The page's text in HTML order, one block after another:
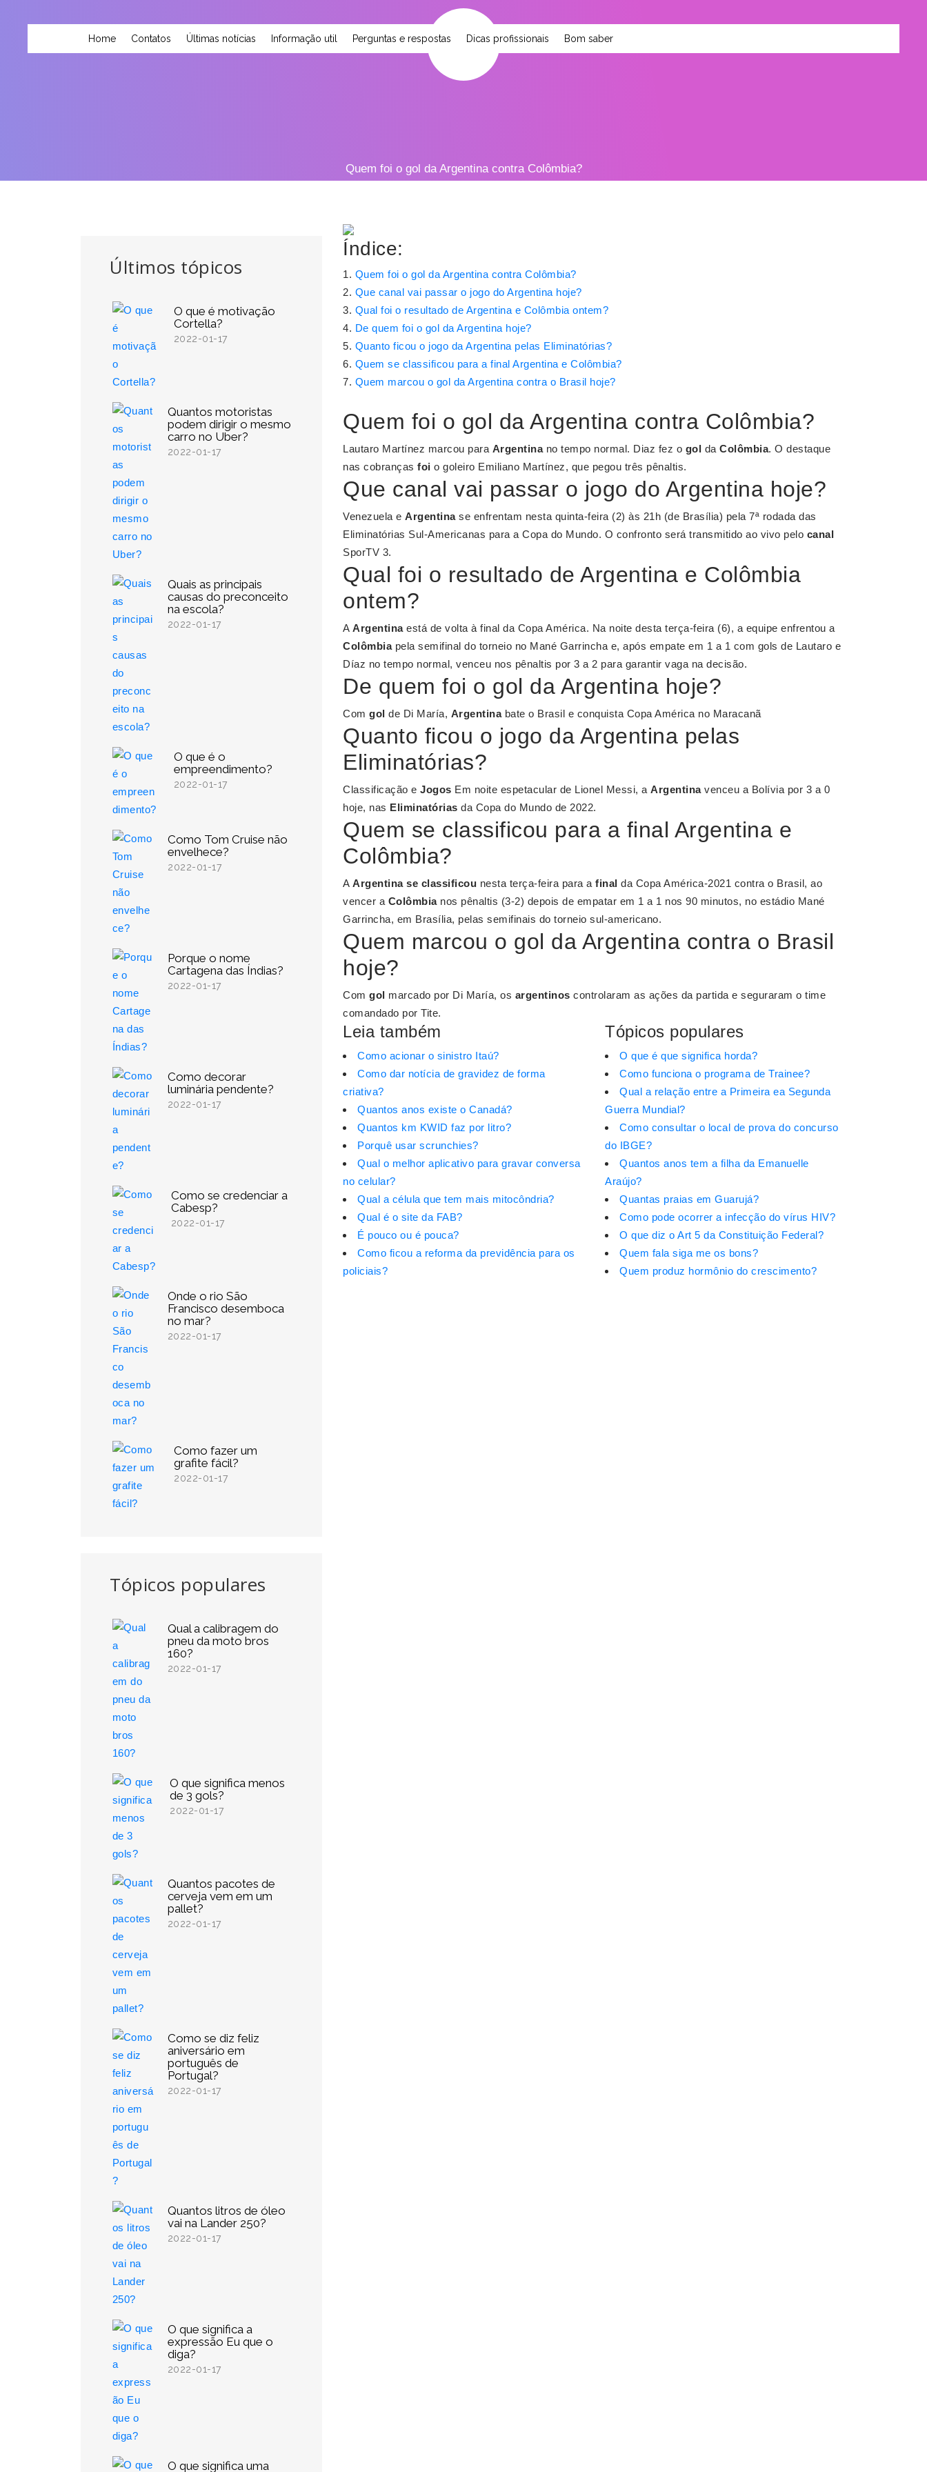
Home Contatos Últimas notícias Informação util Perguntas e respostas Dicas profissionais Bom saber
Quem foi o gol da Argentina contra Colômbia?
Últimos tópicos
O que é motivação
Cortella?
2022-01-17
Quantos motoristas
podem dirigir o mesmo
carro no Uber?
2022-01-17
Quais as principais
causas do preconceito
na escola?
2022-01-17
O que é o
empreendimento?
2022-01-17
Como Tom Cruise não
envelhece?
2022-01-17
Porque o nome
Cartagena das Índias?
2022-01-17
Como decorar
luminária pendente?
2022-01-17
Como se credenciar a
Cabesp?
2022-01-17
Onde o rio São
Francisco desemboca
no mar?
2022-01-17
Como fazer um
grafite fácil?
2022-01-17
Tópicos populares
Qual a calibragem do
pneu da moto bros
160?
2022-01-17
O que significa menos
de 3 gols?
2022-01-17
Quantos pacotes de
cerveja vem em um
pallet?
2022-01-17
Como se diz feliz
aniversário em
português de
Portugal?
2022-01-17
Quantos litros de óleo
vai na Lander 250?
2022-01-17
O que significa a
expressão Eu que o
diga?
2022-01-17
O que significa uma
Índice:
Quem foi o gol da Argentina contra Colômbia?
Que canal vai passar o jogo do Argentina hoje?
Qual foi o resultado de Argentina e Colômbia ontem?
De quem foi o gol da Argentina hoje?
Quanto ficou o jogo da Argentina pelas Eliminatórias?
Quem se classificou para a final Argentina e Colômbia?
Quem marcou o gol da Argentina contra o Brasil hoje?
Quem foi o gol da Argentina contra Colômbia?
Lautaro Martínez marcou para Argentinano tempo normal. Diaz fez o gol da Colômbia. O destaque
nas cobranças foi o goleiro Emiliano Martínez, que pegou três pênaltis.
Que canal vai passar o jogo do Argentina hoje?
Venezuela e Argentinase enfrentam nesta quinta-feira (2) às 21h (de Brasília) pela 7ª rodada das
Eliminatórias Sul-Americanas para a Copa do Mundo. O confronto será transmitido ao vivo pelo canal
SporTV 3.
Qual foi o resultado de Argentina e Colômbia
ontem?
A Argentinaestá de volta à final da Copa América. Na noite desta terça-feira (6), a equipe enfrentou a
Colômbiapela semifinal do torneio no Mané Garrincha e, após empate em 1 a 1 com gols de Lautaro e
Díaz no tempo normal, venceu nos pênaltis por 3 a 2 para garantir vaga na decisão.
De quem foi o gol da Argentina hoje?
Com gol de Di María, Argentinabate o Brasil e conquista Copa América no Maracanã
Quanto ficou o jogo da Argentina pelas
Eliminatórias?
Classificação e Jogos Em noite espetacular de Lionel Messi, a Argentinavenceu a Bolívia por 3 a 0
hoje, nas Eliminatórias da Copa do Mundo de 2022.
Quem se classificou para a final Argentina e
Colômbia?
A Argentina se classificou nesta terça-feira para a final da Copa América-2021 contra o Brasil, ao
vencer a Colômbianos pênaltis (3-2) depois de empatar em 1 a 1 nos 90 minutos, no estádio Mané
Garrincha, em Brasília, pelas semifinais do torneio sul-americano.
Quem marcou o gol da Argentina contra o Brasil
hoje?
Com gol marcado por Di María, os argentinos controlaram as ações da partida e seguraram o time
comandado por Tite.
Leia também
Como acionar o sinistro Itaú?
Como dar notícia de gravidez de forma
criativa?
Quantos anos existe o Canadá?
Quantos km KWID faz por litro?
Porquê usar scrunchies?
Qual o melhor aplicativo para gravar conversa
no celular?
Qual a célula que tem mais mitocôndria?
Qual é o site da FAB?
É pouco ou é pouca?
Como ficou a reforma da previdência para os
policiais?
Tópicos populares
O que é que significa horda?
Como funciona o programa de Trainee?
Qual a relação entre a Primeira ea Segunda
Guerra Mundial?
Como consultar o local de prova do concurso
do IBGE?
Quantos anos tem a filha da Emanuelle
Araújo?
Quantas praias em Guarujá?
Como pode ocorrer a infecção do vírus HIV?
O que diz o Art 5 da Constituição Federal?
Quem fala siga me os bons?
Quem produz hormônio do crescimento?